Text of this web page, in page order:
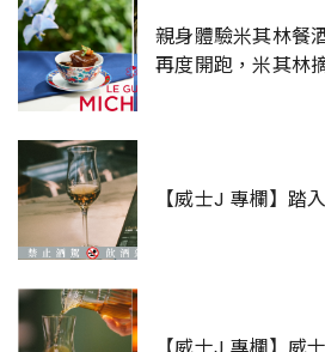
親身體驗米其林餐
再度開跑，米其林
【威士J 專欄】踏